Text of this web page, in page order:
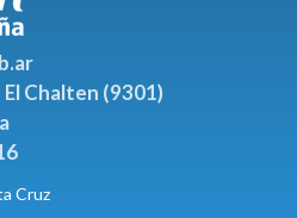
Chalten (9301)
Cruz